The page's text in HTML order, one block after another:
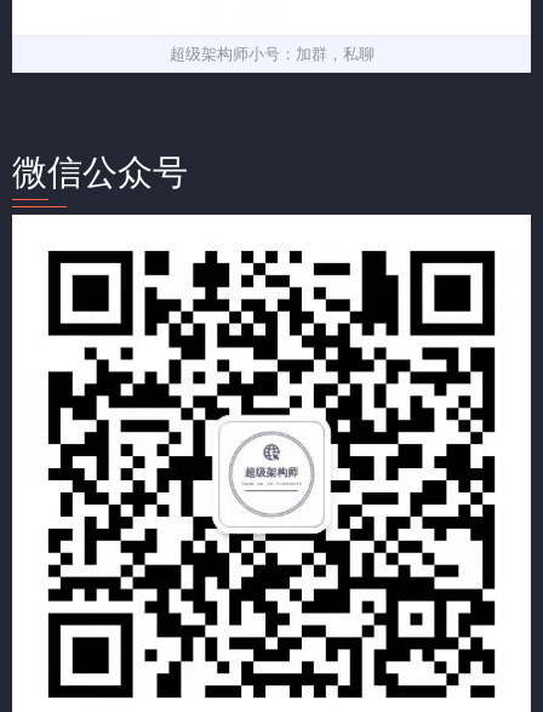
超级架构师小号：加群，私聊
微信公众号